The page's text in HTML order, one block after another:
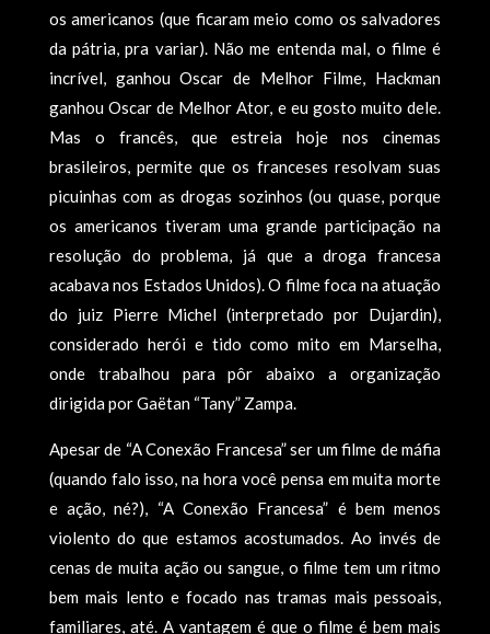
os americanos (que ficaram meio como os salvadores
da pátria, pra variar). Não me entenda mal, o filme é
incrível, ganhou Oscar de Melhor Filme, Hackman
ganhou Oscar de Melhor Ator, e eu gosto muito dele.
Mas o francês, que estreia hoje nos cinemas
brasileiros, permite que os franceses resolvam suas
picuinhas com as drogas sozinhos (ou quase, porque
os americanos tiveram uma grande participação na
resolução do problema, já que a droga francesa
acabava nos Estados Unidos). O filme foca na atuação
do juiz Pierre Michel (interpretado por Dujardin),
considerado herói e tido como mito em Marselha,
onde trabalhou para pôr abaixo a organização
dirigida por Gaëtan “Tany” Zampa.
Apesar de “A Conexão Francesa” ser um filme de máfia
(quando falo isso, na hora você pensa em muita morte
e ação, né?), “A Conexão Francesa” é bem menos
violento do que estamos acostumados. Ao invés de
cenas de muita ação ou sangue, o filme tem um ritmo
bem mais lento e focado nas tramas mais pessoais,
familiares, até. A vantagem é que o filme é bem mais